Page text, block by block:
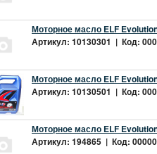
Моторное масло ELF
Артикул: 10130301 | Код:
Моторное масло ELF
Артикул: 10130501 | Код:
Моторное масло ELF
Артикул: 194865 | Код: